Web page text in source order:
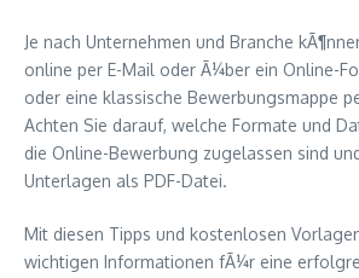
Je nach Unternehmen und Branche
online per E-Mail oder Ã¼ber ein Online-
oder eine klassische Bewerbungsmappe
Achten Sie darauf, welche Formate und
die Online-Bewerbung zugelassen sind
Unterlagen als PDF-Datei.
Mit diesen Tipps und kostenlosen
wichtigen Informationen fÃ¼r eine